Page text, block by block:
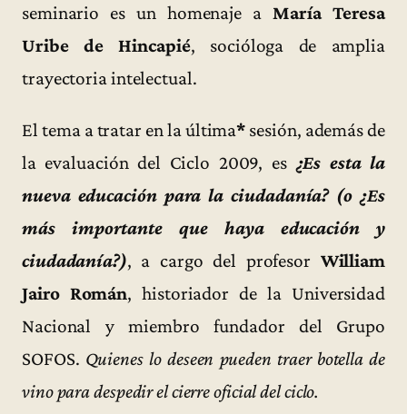
seminario es un homenaje a María Teresa
Uribe de Hincapié, socióloga de amplia
trayectoria intelectual.
El tema a tratar en la última* sesión, además de
la evaluación del Ciclo 2009, es ¿Es esta la
nueva educación para la ciudadanía? (o ¿Es
más importante que haya educación y
ciudadanía?), a cargo del profesor William
Jairo Román, historiador de la Universidad
Nacional y miembro fundador del Grupo
SOFOS. Quienes lo deseen pueden traer botella de
vino para despedir el cierre oficial del ciclo.